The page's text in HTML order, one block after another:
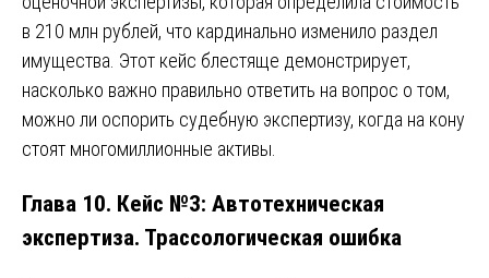
в 210 млн рублей, что кардинально изменило раздел
имущества. Этот кейс блестяще демонстрирует,
насколько важно правильно ответить на вопрос о том,
можно ли оспорить судебную экспертизу, когда на кону
стоят многомиллионные активы.
Глава 10. Кейс №3: Автотехническая
экспертиза. Трассологическая ошибка